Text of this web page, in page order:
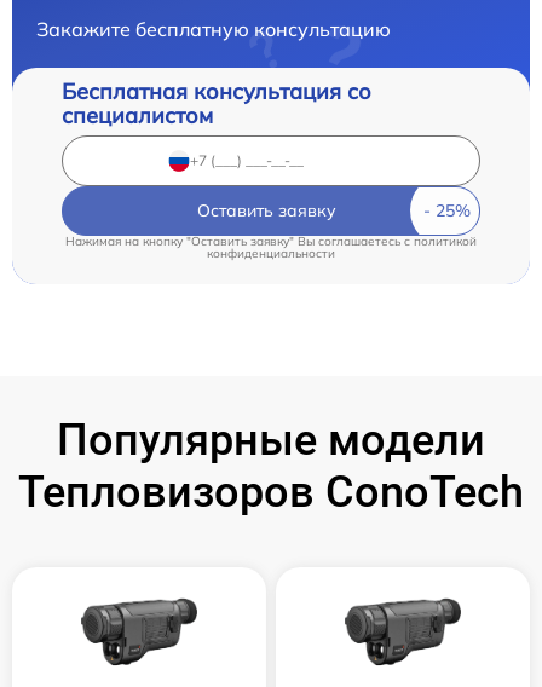
Закажите бесплатную консультацию
Бесплатная консультация со
специалистом
Оставить заявку
Нажимая на кнопку "Оставить заявку" Вы соглашаетесь cполитикой
конфиденциальности
Популярные модели
Тепловизоров ConoTech